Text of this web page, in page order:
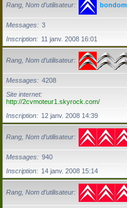
Rang, Nom d’utilisateur bondom
Messages
3
Inscription
11 janv. 2008 16:01
Rang, Nom d’utilisateur
Messages
4208
Site internet
http://2cvmoteur1.skyrock.com/
Inscription
12 janv. 2008 14:39
Rang, Nom d’utilisateur
Messages
940
Inscription
14 janv. 2008 15:14
Rang, Nom d’utilisateur